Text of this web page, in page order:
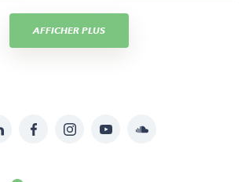
AFFICHER PLUS
LinkedInFacebookInstagramYouTubeSoundcloud